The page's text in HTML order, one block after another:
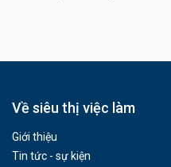
Về siêu thị việc làm
Giới thiệu
Tin tức - sự kiện